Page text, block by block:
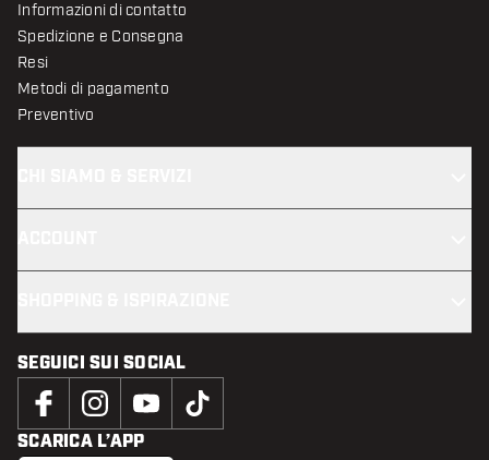
Informazioni di contatto
Spedizione e Consegna
Resi
Metodi di pagamento
Preventivo
SEGUICI SUI SOCIAL
SCARICA L’APP